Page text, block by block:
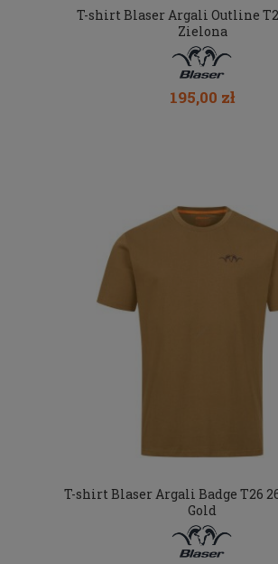
T-shirt Blaser Argali Outline
Zielona
195,00 zł
T-shirt Blaser Argali Badge T26
Gold